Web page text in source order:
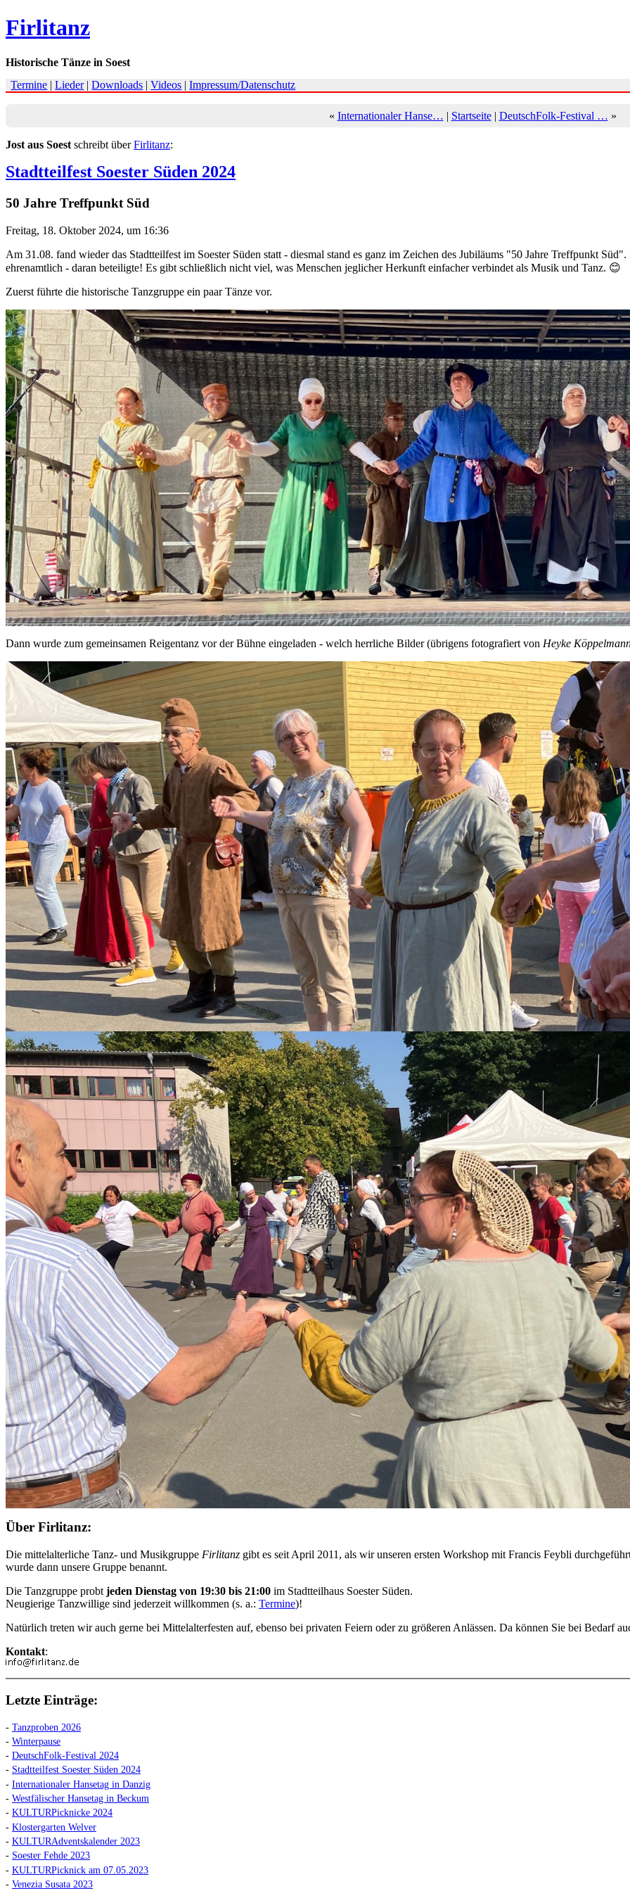
Firlitanz
Historische Tänze in Soest
Termine |Lieder|Downloads |Videos |Impressum/Datenschutz
« Internationaler Hanse… | Startseite| DeutschFolk-Festival … »
Jost aus Soest schreibt überFirlitanz:
Stadtteilfest Soester Süden 2024
50 Jahre Treffpunkt Süd
Freitag, 18. Oktober 2024, um 16:36
Am 31.08. fand wieder das Stadtteilfest im Soester Süden statt - diesmal stand es ganz im Zeichen des Jubiläums "50 Jahre Treffpunkt
ehrenamtlich - daran beteiligte! Es gibt schließlich nicht viel, was Menschen jeglicher Herkunft einfacher verbindet als Musik und Tanz. 😊
Zuerst führte die historische Tanzgruppe ein paar Tänze vor.
Dann wurde zum gemeinsamen Reigentanz vor der Bühne eingeladen - welch herrliche Bilder (übrigens fotografiert von Heyke
Über Firlitanz:
Die mittelalterliche Tanz- und Musikgruppe Firlitanz gibt es seit April 2011, als wir unseren ersten Workshop mit Francis Feybli
wurde dann unsere Gruppe benannt.
Die Tanzgruppe probt jeden Dienstag von 19:30 bis 21:00 im Stadtteilhaus Soester Süden.
Neugierige Tanzwillige sind jederzeit willkommen (s. a.: Termine)!
Natürlich treten wir auch gerne bei Mittelalterfesten auf, ebenso bei privaten Feiern oder zu größeren Anlässen. Da können Sie bei Bedarf
Kontakt:
Letzte Einträge:
- Tanzproben 2026
- Winterpause
- DeutschFolk-Festival 2024
- Stadtteilfest Soester Süden 2024
- Internationaler Hansetag in Danzig
- Westfälischer Hansetag in Beckum
- KULTURPicknicke 2024
- Klostergarten Welver
- KULTURAdventskalender 2023
- Soester Fehde 2023
- KULTURPicknick am 07.05.2023
- Venezia Susata 2023